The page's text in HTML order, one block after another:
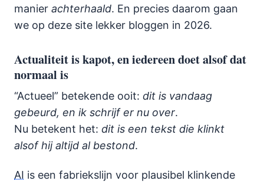
manier achterhaald. En precies daarom gaan
we op deze site lekker bloggen in 2026.
Actualiteit is kapot, en iedereen doet alsof dat
normaal is
“Actueel” betekende ooit: dit is vandaag
gebeurd, en ik schrijf er nu over.
Nu betekent het: dit is een tekst die klinkt
alsof hij altijd al bestond.
AI is een fabriekslijn voor plausibel klinkende